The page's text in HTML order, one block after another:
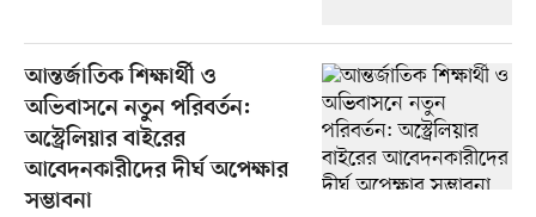
আন্তর্জাতিক শিক্ষার্থী ও
অভিবাসনে নতুন পরিবর্তন:
অস্ট্রেলিয়ার বাইরের
আবেদনকারীদের দীর্ঘ অপেক্ষার
সম্ভাবনা